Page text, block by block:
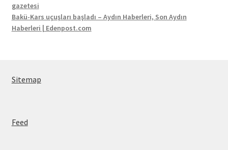
gazetesi
Bakü-Kars uçuşları başladı – Aydın Haberleri, Son Aydın
Haberleri | Edenpost.com
Sitemap
Feed